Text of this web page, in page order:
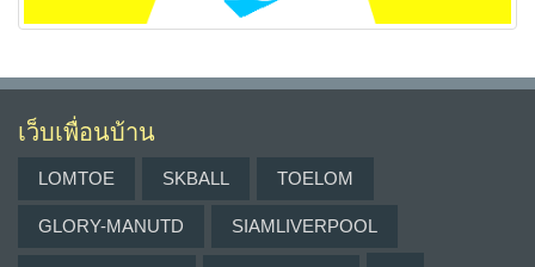
เว็บเพื่อนบ้าน
LOMTOE SKBALL TOELOM
GLORY-MANUTD SIAMLIVERPOOL